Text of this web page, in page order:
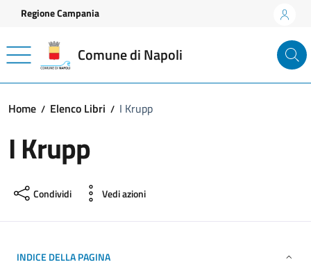
Vai ai contenuti
Vai al footer
Regione Campania
Comune di Napoli
Home Elenco Libri I Krupp
I Krupp
Condividi Vedi azioni
INDICE DELLA PAGINA